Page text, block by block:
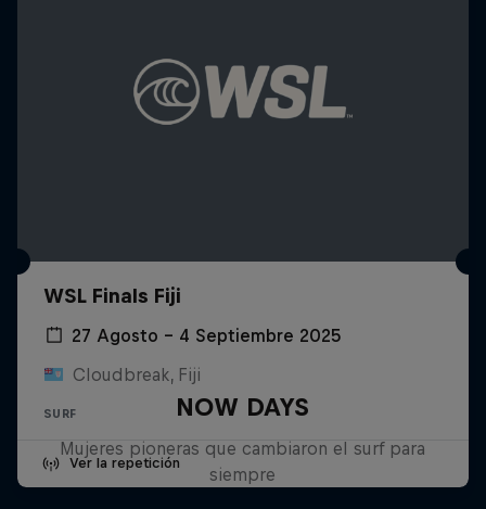
WSL Finals Fiji
27 Agosto – 4 Septiembre 2025
Cloudbreak, Fiji
SURF
Ver la repetición
NOW DAYS
Mujeres pioneras que cambiaron el surf para
siempre